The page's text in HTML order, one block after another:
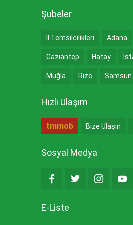
Şubeler
İl Temsilcilikleri Adana
Gaziantep Hatay
Muğla Rize Samsun
Hızlı Ulaşım
tmmob Bize Ulaşın
Sosyal Medya
E-Liste